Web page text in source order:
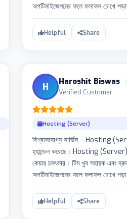
অপটিমাইজেশনের ফলে ফলাফল চোখে
Helpful Share
H Haroshit Biswas
Verified Customer
Hosting (Server)
বিশ্বাসযোগ্য সার্ভিস – Hosting
হ্যান্ডেল করেছে। Hosting (Server)
কেয়ার চমৎকার। টিম খুব সহায়ক এবং
অপটিমাইজেশনের ফলে ফলাফল চোখে
Helpful Share